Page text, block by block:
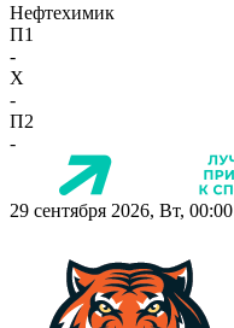
Нефтехимик
П1
-
X
-
П2
-
29 сентября 2026, Вт, 00:00